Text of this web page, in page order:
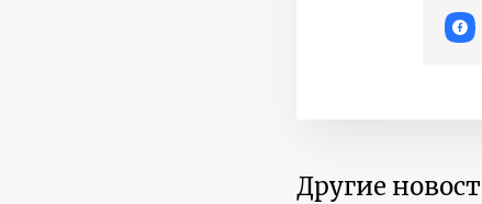
Другие